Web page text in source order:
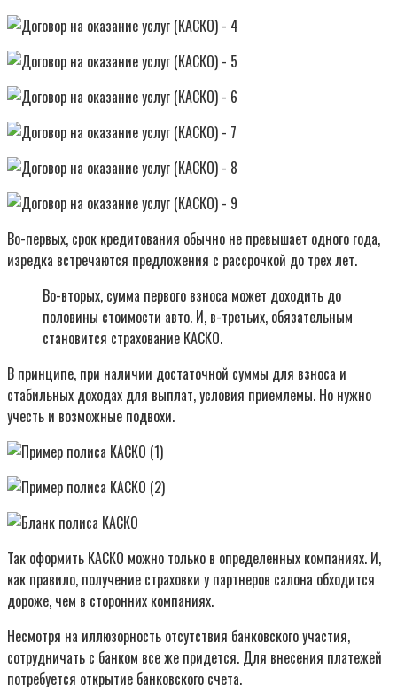
Во-первых, срок кредитования обычно не превышает одного года,
изредка встречаются предложения с рассрочкой до трех лет.
Во-вторых, сумма первого взноса может доходить до
половины стоимости авто. И, в-третьих, обязательным
становится страхование КАСКО.
В принципе, при наличии достаточной суммы для взноса и
стабильных доходах для выплат, условия приемлемы. Но нужно
учесть и возможные подвохи.
Так оформить КАСКО можно только в определенных компаниях. И,
как правило, получение страховки у партнеров салона обходится
дороже, чем в сторонних компаниях.
Несмотря на иллюзорность отсутствия банковского участия,
сотрудничать с банком все же придется. Для внесения платежей
потребуется открытие банковского счета.